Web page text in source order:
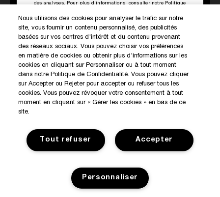
DÉCOUVREZ NOS NOUVEAUTÉS ET OFFRES EXCLUSIVES
BOUTIQUES KILIAN
Politique de confidentialité Gérer Les Cookies
©2017 Kilian
des analyses. Pour plus d'informations, consulter notrePolitique
Nous utilisons des cookies pour analyser le trafic sur notre
site, vous fournir un contenu personnalisé, des publicités
basées sur vos centres d'intérêt et du contenu provenant
des réseaux sociaux. Vous pouvez choisir vos préférences
en matière de cookies ou obtenir plus d'informations sur les
cookies en cliquant sur Personnaliser ou à tout moment
dans notre Politique de Confidentialité. Vous pouvez cliquer
sur Accepter ou Rejeter pour accepter ou refuser tous les
cookies. Vous pouvez révoquer votre consentement à tout
moment en cliquant sur « Gérer les cookies » en bas de ce
site.
Accepter
Tout refuser
Personnaliser